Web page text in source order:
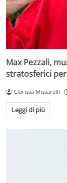
Max Pezzali,
stratosferici per
Clarissa Missarelli
Leggi di più